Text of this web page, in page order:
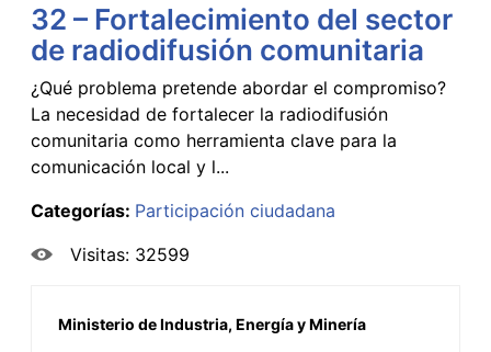
32 – Fortalecimiento del sector
de radiodifusión comunitaria
¿Qué problema pretende abordar el compromiso?
La necesidad de fortalecer la radiodifusión
comunitaria como herramienta clave para la
comunicación local y l...
Categorías: Participación ciudadana
Visitas: 32599
Ministerio de Industria, Energía y Minería